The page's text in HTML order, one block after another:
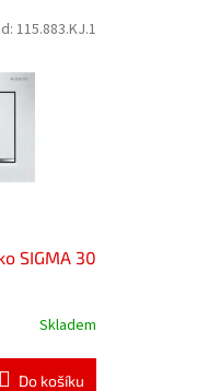
SIGMA 30
Skladem
Do košíku
115.883.KJ.1